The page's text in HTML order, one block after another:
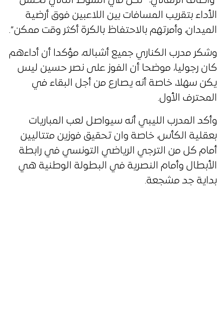
الأداء بتقريب المسافات بين اللاعبين فوق أرضية
الميدان، وأمرتهم بالاحتفاظ بالكرة أكثر وقت ممكن”.
وشكر مدرب الكناري جميع أشباله، مؤكدا أن أداءهم
كان رجوليا، موضحا أن الفوز على نصر حسين ليس
يكن سهلا، خاصة أنه يصارع من أجل البقاء في
المحترف الأول.
وأكد المدرب الليبي أنه سيواصل لعب المباريات
بعقلية الكأس، خاصة وان تحقيق فوزين متتاليين
أمام كل من الترجي الرياضي التونسي في رابطة
الأبطال وأمام النصرية في البطولة الوطنية هي
بداية جد مشجعة.